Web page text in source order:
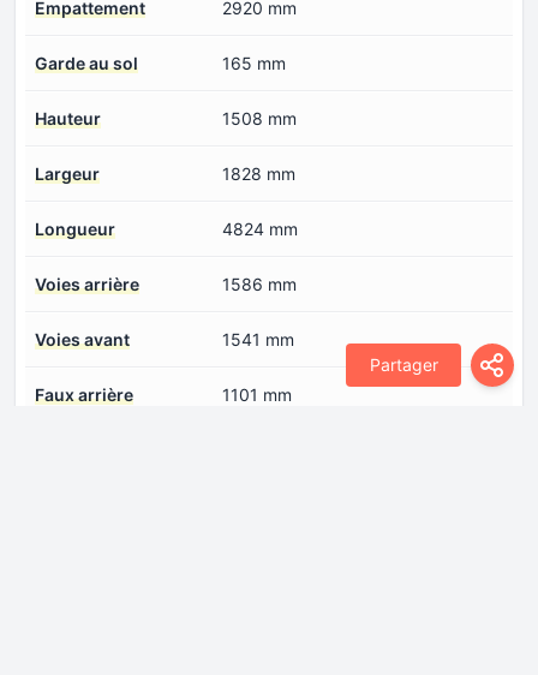
Partager
Empattement 2920 mm
Garde au sol 165 mm
Hauteur 1508 mm
Largeur 1828 mm
Longueur 4824 mm
Voies arrière 1586 mm
Voies avant 1541 mm
Faux arrière 1101 mm